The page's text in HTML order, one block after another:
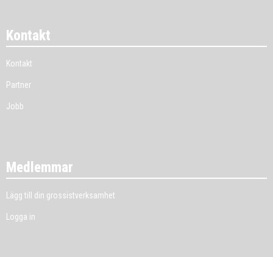
Kontakt
Kontakt
Partner
Jobb
Medlemmar
Lägg till din grossistverksamhet
Logga in